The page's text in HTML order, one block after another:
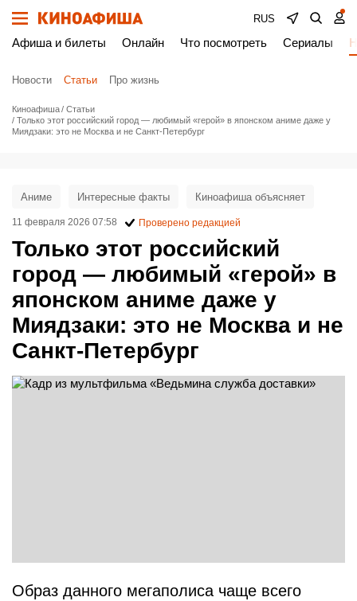
RUS
Афиша и билеты Онлайн Что посмотреть Сериалы
Новости Статьи Про жизнь
Киноафиша
Статьи
Только этот российский город — любимый «герой» в японском аниме даже у
Миядзаки: это не Москва и не Санкт-Петербург
Только этот российский
город — любимый «герой» в
японском аниме даже у
Миядзаки: это не Москва и не
Санкт-Петербург
Аниме Интересные факты Киноафиша объясняет
11 февраля 2026 07:58 Проверено редакцией
Образ данного мегаполиса чаще всего